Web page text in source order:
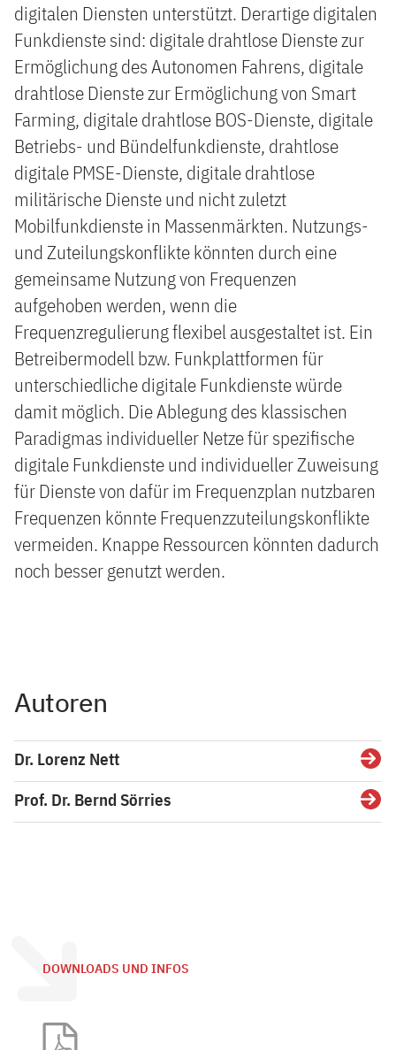
digitalen Diensten unterstützt. Derartige digitalen
Funkdienste sind: digitale drahtlose Dienste zur
Ermöglichung des Autonomen Fahrens, digitale
drahtlose Dienste zur Ermöglichung von Smart
Farming, digitale drahtlose BOS-Dienste, digitale
Betriebs- und Bündelfunkdienste, drahtlose
digitale PMSE-Dienste, digitale drahtlose
militärische Dienste und nicht zuletzt
Mobilfunkdienste in Massenmärkten. Nutzungs-
und Zuteilungskonflikte könnten durch eine
gemeinsame Nutzung von Frequenzen
aufgehoben werden, wenn die
Frequenzregulierung flexibel ausgestaltet ist. Ein
Betreibermodell bzw. Funkplattformen für
unterschiedliche digitale Funkdienste würde
damit möglich. Die Ablegung des klassischen
Paradigmas individueller Netze für spezifische
digitale Funkdienste und individueller Zuweisung
für Dienste von dafür im Frequenzplan nutzbaren
Frequenzen könnte Frequenzzuteilungskonflikte
vermeiden. Knappe Ressourcen könnten dadurch
noch besser genutzt werden.
Autoren
Dr. Lorenz Nett
Prof. Dr. Bernd Sörries
DOWNLOADS UND INFOS